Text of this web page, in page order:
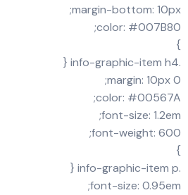
margin-bottom: 10px;
color: #007B80;
}
.info-graphic-item h4 {
margin: 10px 0;
color: #00567A;
font-size: 1.2em;
font-weight: 600;
}
.info-graphic-item p {
font-size: 0.95em;